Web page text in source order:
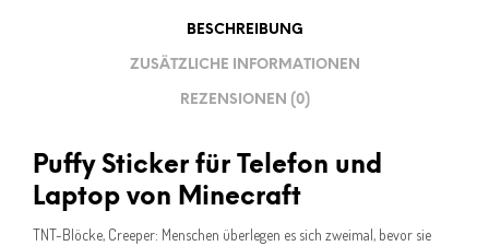
BESCHREIBUNG
ZUSÄTZLICHE INFORMATIONEN
REZENSIONEN (0)
Puffy Sticker für Telefon und
Laptop von Minecraft
TNT-Blöcke, Creeper: Menschen überlegen es sich zweimal, bevor sie